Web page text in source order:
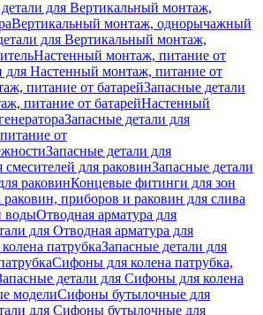
для Вертикальный монтаж,
Вертикальный монтаж, однорычажный
для Вертикальный монтаж,
Настенный монтаж, питание от
для Настенный монтаж, питание от
питание от батарейЗапасные детали
питание от батарейНастенный
Запасные детали для
от
Запасные детали для
смесителей для раковинЗапасные детали
раковинКонцевые фитинги для зон
приборов и раковин для слива
водыОтводная арматура для
для Отводная арматура для
патрубкаЗапасные детали для
Сифоны для колена патрубка,
детали для Сифоны для колена
моделиСифоны бутылочные для
для Сифоны бутылочные для